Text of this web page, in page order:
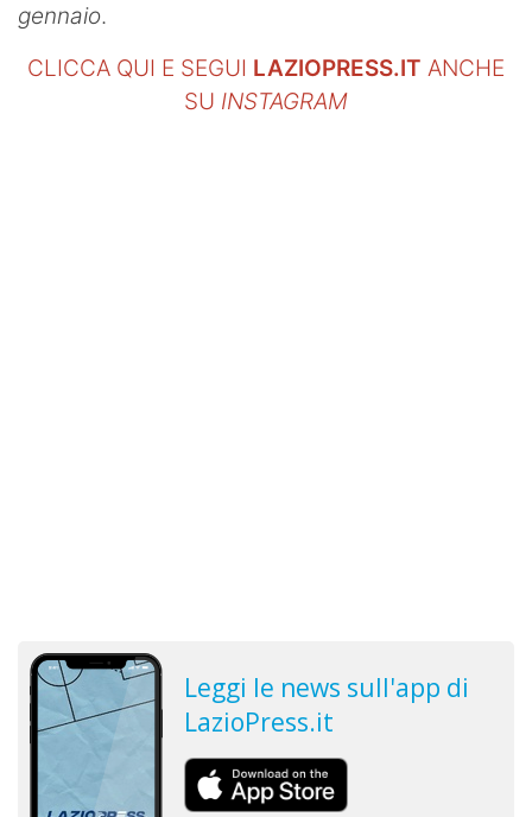
gennaio.
CLICCA QUI E SEGUI LAZIOPRESS.IT ANCHE
SU INSTAGRAM